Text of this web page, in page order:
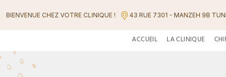
BIENVENUE CHEZ VOTRE CLINIQUE ! 43 RUE 7301 - MANZEH 9B
ACCUEIL LA CLINIQUE